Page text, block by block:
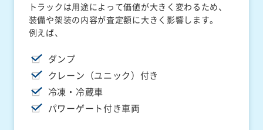
トラックは用途によって価値が大きく変わるため、
装備や架装の内容が査定額に大きく影響します。
例えば、
ダンプ
クレーン（ユニック）付き
冷凍・冷蔵車
パワーゲート付き車両